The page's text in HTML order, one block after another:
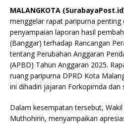
MALANGKOTA
menggelar rapat paripurna penting
penyampaian laporan hasil
(Banggar) terhadap Rancangan
tentang Perubahan Anggaran
(APBD) Tahun Anggaran 2025.
ruang paripurna DPRD Kota
ini dihadiri jajaran Forkopimda dan
Dalam kesempatan tersebut,
Muthohirin, menyampaikan